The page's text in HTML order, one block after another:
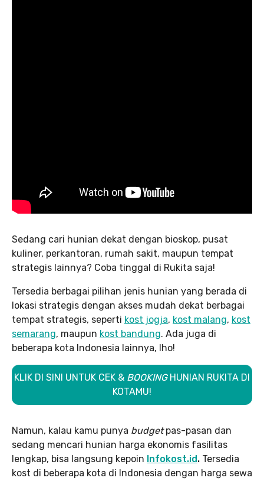
Sedang cari hunian dekat dengan bioskop, pusat
kuliner, perkantoran, rumah sakit, maupun tempat
strategis lainnya? Coba tinggal di Rukita saja!
Tersedia berbagai pilihan jenis hunian yang berada di
lokasi strategis dengan akses mudah dekat berbagai
tempat strategis, seperti kost jogja, kost malang, kost
semarang, maupun kost bandung. Ada juga di
beberapa kota Indonesia lainnya, lho!
KLIK DI SINI UNTUK CEK & BOOKING HUNIAN RUKITA DI
KOTAMU!
Namun, kalau kamu punya budgetpas-pasan dan
sedang mencari hunian harga ekonomis fasilitas
lengkap, bisa langsung kepoin Infokost.id . Tersedia
kost di beberapa kota di Indonesia dengan harga sewa